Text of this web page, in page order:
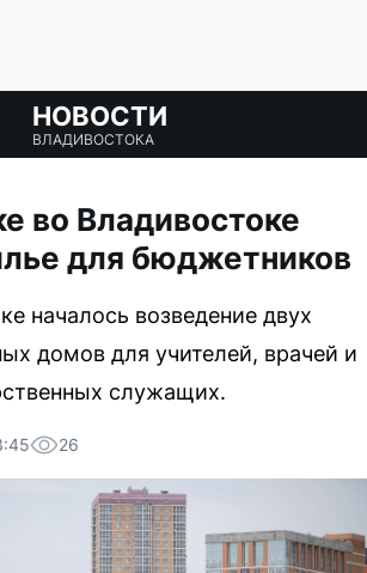
НОВОСТИ
ВЛАДИВОСТОКА
во Владивостоке
для бюджетников
началось возведение двух
домов для учителей, врачей и
служащих.
26